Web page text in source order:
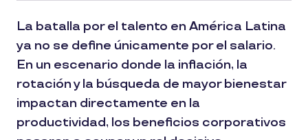
La batalla por el talento en América Latina
ya no se define únicamente por el salario.
En un escenario donde la inflación, la
rotación y la búsqueda de mayor bienestar
impactan directamente en la
productividad, los beneficios corporativos